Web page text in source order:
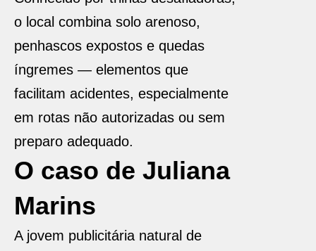
o local combina solo arenoso,
penhascos expostos e quedas
íngremes — elementos que
facilitam acidentes, especialmente
em rotas não autorizadas ou sem
preparo adequado.
O caso de Juliana
Marins
A jovem publicitária natural de